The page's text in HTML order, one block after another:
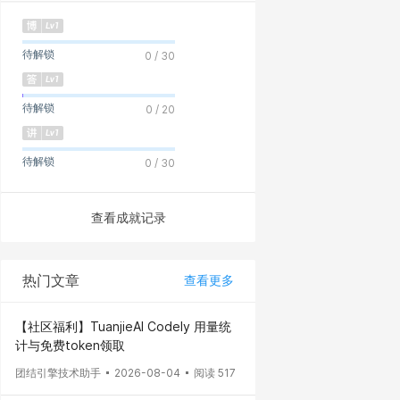
待解锁 0 / 30
待解锁 0 / 20
待解锁 0 / 30
查看成就记录
热门文章 查看更多
【社区福利】TuanjieAI Codely 用量统
计与免费token领取
团结引擎技术助手 2026-08-04 阅读 517